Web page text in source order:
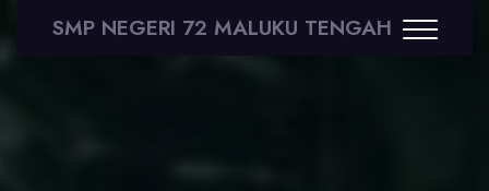
SMP NEGERI 72 MALUKU TENGAH